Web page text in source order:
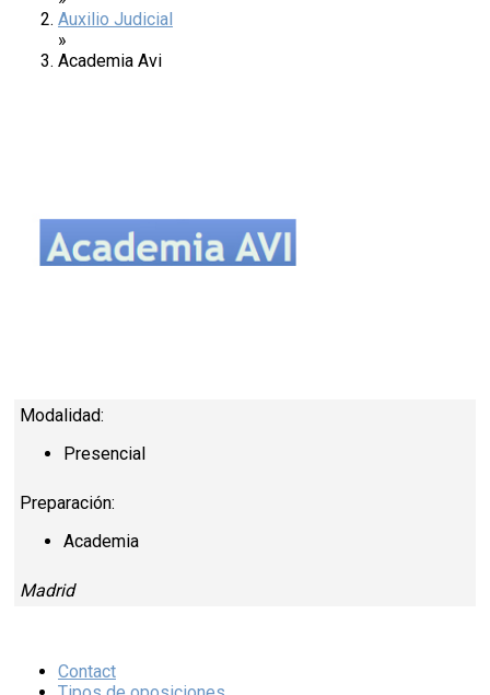
Auxilio Judicial
»
Academia Avi
Modalidad:
Presencial
Preparación:
Academia
Madrid
Contact